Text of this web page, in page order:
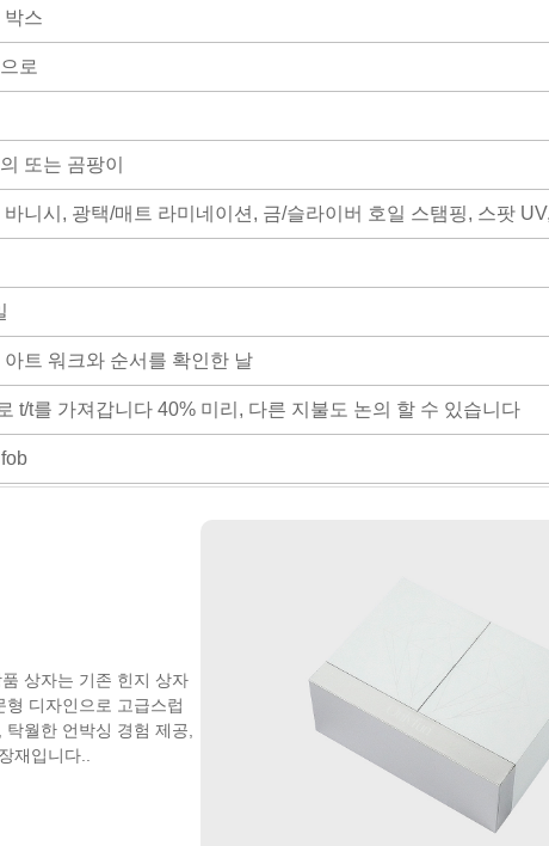
박스
로
또는 곰팡이
바니시, 광택/매트 라미네이션, 금/슬라이버 호일 스탬핑, 스팟
트 워크와 순서를 확인한 날
t/t를 가져갑니다 40% 미리, 다른 지불도 논의 할 수 있습니다
상자는 기존 힌지 상자
디자인으로 고급스럽
월한 언박싱 경험 제공,
재입니다..